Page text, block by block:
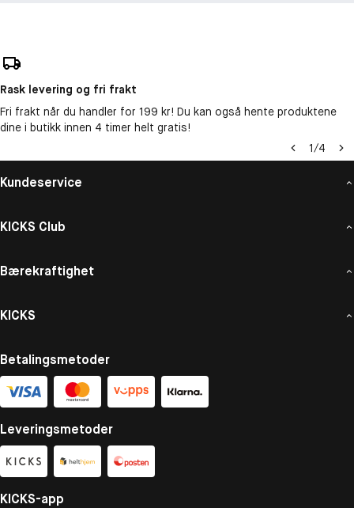
Rask levering og fri frakt
Fri frakt når du handler for 199 kr! Du kan også hente produktene
dine i butikk innen 4 timer helt gratis!
1/4
Kundeservice
KICKS Club
Bærekraftighet
KICKS
Betalingsmetoder
Leveringsmetoder
KICKS-app